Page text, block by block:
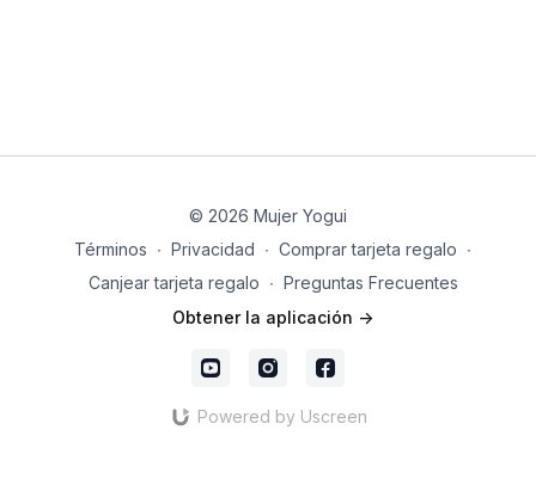
© 2026 Mujer Yogui
Términos ∙ Privacidad ∙ Comprar tarjeta regalo ∙
Canjear tarjeta regalo ∙ Preguntas Frecuentes
Obtener la aplicación ->
Powered by Uscreen